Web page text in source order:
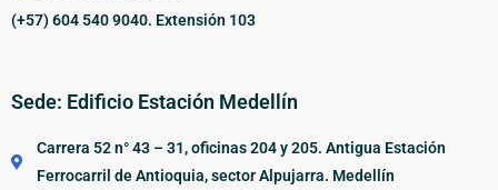
(+57) 604 540 9040. Extensión 103
Sede: Edificio Estación Medellín
Carrera 52 n° 43 – 31, oficinas 204 y 205. Antigua Estación
Ferrocarril de Antioquia, sector Alpujarra. Medellín